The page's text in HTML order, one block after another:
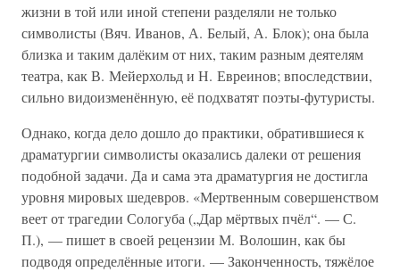
жизни в той или иной степени разделяли не только
символисты (Вяч. Иванов, А. Белый, А. Блок); она была
близка и таким далёким от них, таким разным деятелям
театра, как В. Мейерхольд и Н. Евреинов; впоследствии,
сильно видоизменённую, её подхватят поэты-футуристы.
Однако, когда дело дошло до практики, обратившиеся к
драматургии символисты оказались далеки от решения
подобной задачи. Да и сама эта драматургия не достигла
уровня мировых шедевров. «Мертвенным совершенством
веет от трагедии Сологуба („Дар мёртвых пчёл“. — С.
П.), — пишет в своей рецензии М. Волошин, как бы
подводя определённые итоги. — Законченность, тяжёлое